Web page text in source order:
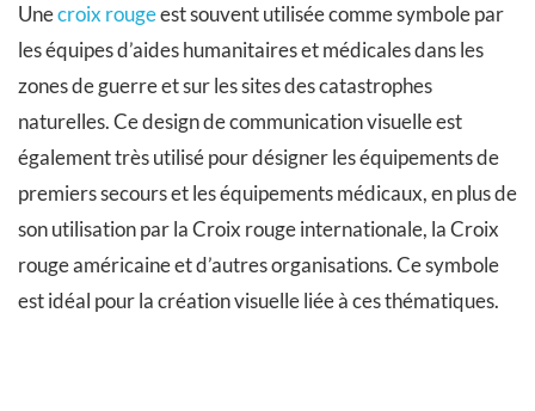
Unecroix rougeest souvent utilisée comme symbole par
les équipes d’aides humanitaires et médicales dans les
zones de guerre et sur les sites des catastrophes
naturelles. Ce design de communication visuelle est
également très utilisé pour désigner les équipements de
premiers secours et les équipements médicaux, en plus de
son utilisation par la Croix rouge internationale, la Croix
rouge américaine et d’autres organisations. Ce symbole
est idéal pour la création visuelle liée à ces thématiques.